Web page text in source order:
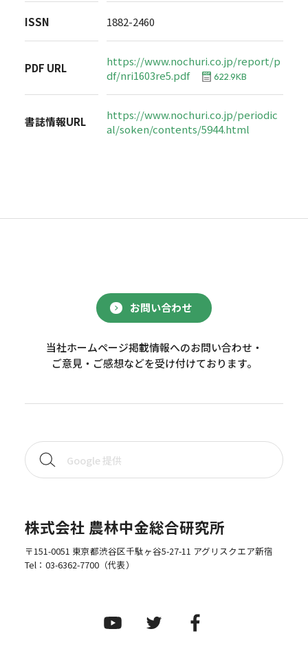
ISSN 1882-2460
PDF URL
https://www.nochuri.co.jp/report/p
df/nri1603re5.pdf
622.9KB
書誌情報URL
https://www.nochuri.co.jp/periodic
al/soken/contents/5944.html
お問い合わせ
当社ホームページ掲載情報へのお問い合わせ・
ご意見・ご感想などを受け付けております。
株式会社 農林中金総合研究所
〒151-0051 東京都渋谷区千駄ヶ谷5-27-11 アグリスクエア新宿
Tel： 03-6362-7700（代表）